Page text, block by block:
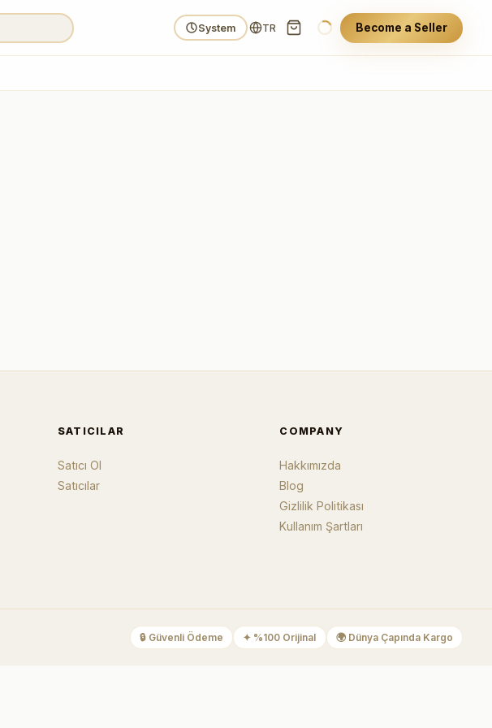
System TR Become a Seller
SATICILAR
Satıcı Ol
Satıcılar
COMPANY
Hakkımızda
Blog
Gizlilik Politikası
Kullanım Şartları
🔒 Güvenli Ödeme ✦ %100 Orijinal 🌍 Dünya Çapında Kargo